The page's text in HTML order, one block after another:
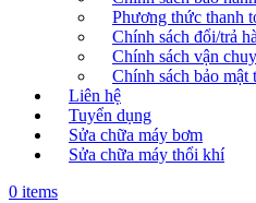
Phương thức thanh
Chính sách đổi/trả
Chính sách vận
Chính sách bảo mật
Liên hệ
Tuyển dụng
Sửa chữa máy bơm
Sửa chữa máy thổi khí
0 items